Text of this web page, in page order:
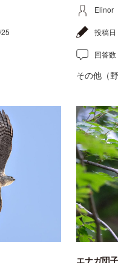
Elinor
投稿日
回答数
その他（野
エナガ団